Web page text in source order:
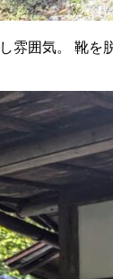
雰囲気。 靴を